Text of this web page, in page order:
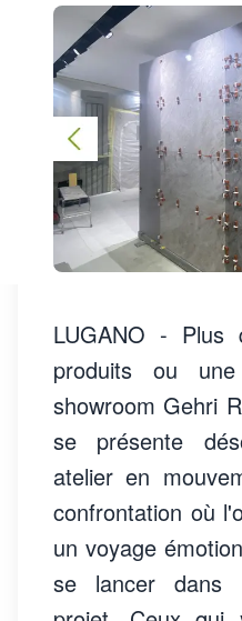
LUGANO - Plus
produits ou
showroom Gehri
se présente
atelier en
confrontation où
un voyage
se lancer dans